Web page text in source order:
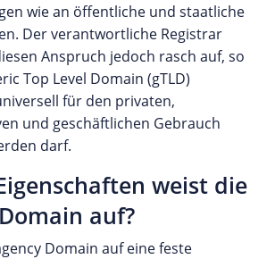
wie an öffentliche und staatliche
Der verantwortliche Registrar
Anspruch jedoch rasch auf, so
Top Level Domain (gTLD)
für den privaten,
und geschäftlichen Gebrauch
darf.
weist die
auf?
Domain auf eine feste